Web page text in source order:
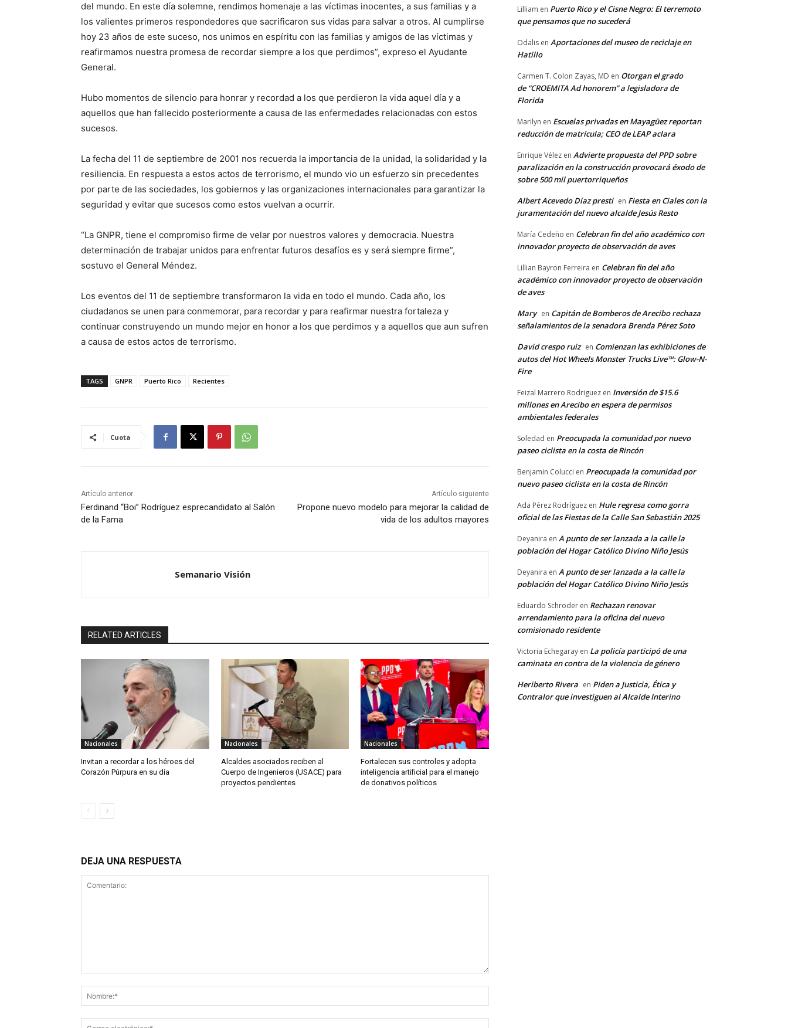
del mundo. En este día solemne, rendimos homenaje a las víctimas inocentes, a sus familias y a
los valientes primeros respondedores que sacrificaron sus vidas para salvar a otros. Al cumplirse
hoy 23 años de este suceso, nos unimos en espíritu con las familias y amigos de las víctimas y
reafirmamos nuestra promesa de recordar siempre a los que perdimos”, expreso el Ayudante
General.
Hubo momentos de silencio para honrar y recordad a los que perdieron la vida aquel día y a
aquellos que han fallecido posteriormente a causa de las enfermedades relacionadas con estos
sucesos.
La fecha del 11 de septiembre de 2001 nos recuerda la importancia de la unidad, la solidaridad y la
resiliencia. En respuesta a estos actos de terrorismo, el mundo vio un esfuerzo sin precedentes
por parte de las sociedades, los gobiernos y las organizaciones internacionales para garantizar la
seguridad y evitar que sucesos como estos vuelvan a ocurrir.
“La GNPR, tiene el compromiso firme de velar por nuestros valores y democracia. Nuestra
determinación de trabajar unidos para enfrentar futuros desafíos es y será siempre firme”,
sostuvo el General Méndez.
Los eventos del 11 de septiembre transformaron la vida en todo el mundo. Cada año, los
ciudadanos se unen para conmemorar, para recordar y para reafirmar nuestra fortaleza y
continuar construyendo un mundo mejor en honor a los que perdimos y a aquellos que aun sufren
a causa de estos actos de terrorismo.
TAGS GNPR Puerto Rico Recientes
Cuota
Artículo anterior
Ferdinand “Boi” Rodríguez esprecandidato al Salón
de la Fama
Artículo siguiente
Propone nuevo modelo para mejorar la calidad de
vida de los adultos mayores
Semanario Visión
RELATED ARTICLES
Nacionales
Invitan a recordar a los héroes del
Corazón Púrpura en su día
Nacionales
Alcaldes asociados reciben al
Cuerpo de Ingenieros (USACE) para
proyectos pendientes
Nacionales
Fortalecen sus controles y adopta
inteligencia artificial para el manejo
de donativos políticos
DEJA UNA RESPUESTA
Lilliam en Puerto Rico y el Cisne Negro: El terremoto
que pensamos que no sucederá
Odalis en Aportaciones del museo de reciclaje en
Hatillo
Carmen T. Colon Zayas, MD en Otorgan el grado
de “CROEMITA Ad honorem” a legisladora de
Florida
Marilyn en Escuelas privadas en Mayagüez reportan
reducción de matrícula; CEO de LEAP aclara
Enrique Vélez en Advierte propuesta del PPD sobre
paralización en la construcción provocará éxodo de
sobre 500 mil puertorriqueños
Albert Acevedo Díaz presti en Fiesta en Ciales con la
juramentación del nuevo alcalde Jesús Resto
María Cedeño en Celebran fin del año académico con
innovador proyecto de observación de aves
Lillian Bayron Ferreira en Celebran fin del año
académico con innovador proyecto de observación
de aves
Mary en Capitán de Bomberos de Arecibo rechaza
señalamientos de la senadora Brenda Pérez Soto
David crespo ruiz en Comienzan las exhibiciones de
autos del Hot Wheels Monster Trucks Live™: Glow-N-
Fire
Feizal Marrero Rodriguez en Inversión de $15.6
millones en Arecibo en espera de permisos
ambientales federales
Soledad en Preocupada la comunidad por nuevo
paseo ciclista en la costa de Rincón
Benjamin Colucci en Preocupada la comunidad por
nuevo paseo ciclista en la costa de Rincón
Ada Pérez Rodríguez en Hule regresa como gorra
oficial de las Fiestas de la Calle San Sebastián 2025
Deyanira en A punto de ser lanzada a la calle la
población del Hogar Católico Divino Niño Jesús
Deyanira en A punto de ser lanzada a la calle la
población del Hogar Católico Divino Niño Jesús
Eduardo Schroder en Rechazan renovar
arrendamiento para la oficina del nuevo
comisionado residente
Victoria Echegaray en La policía participó de una
caminata en contra de la violencia de género
Heriberto Rivera en Piden a Justicia, Ética y
Contralor que investiguen al Alcalde Interino